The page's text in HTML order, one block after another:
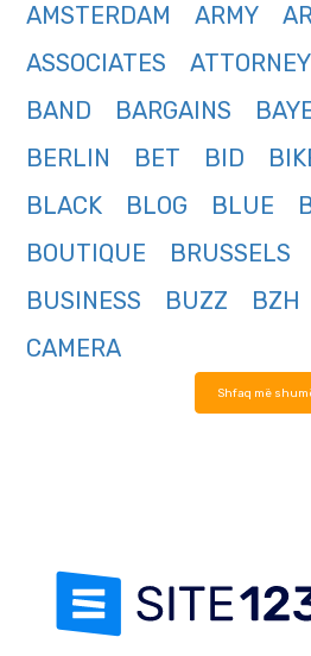
AMSTERDAM
ARMY
ASSOCIATES
ATTORNEY
BAND
BARGAINS
BERLIN
BET BID
BLACK
BLOG BLUE
BOUTIQUE
BRUSSELS
BUSINESS
BUZZ BZH
CAMERA
Shfaq më